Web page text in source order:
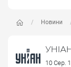
Новини
10 Сер.